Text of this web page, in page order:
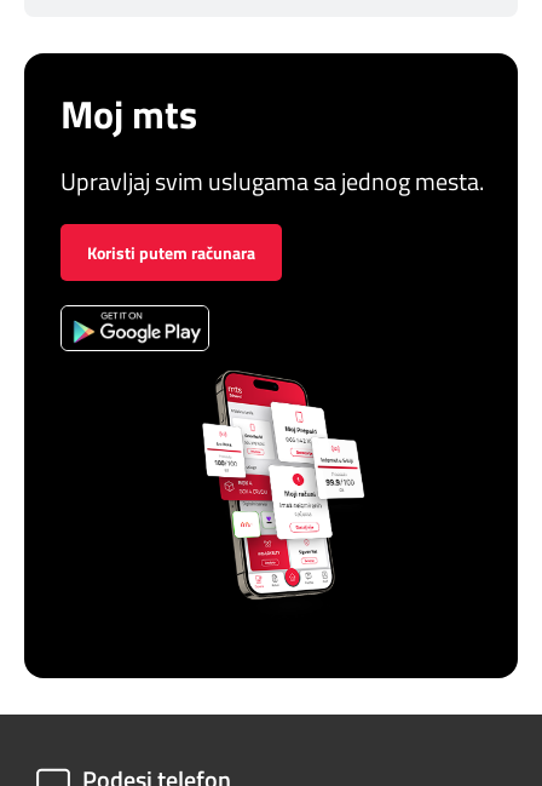
Moj mts
Upravljaj svim uslugama sa jednog mesta.
Koristi putem računara